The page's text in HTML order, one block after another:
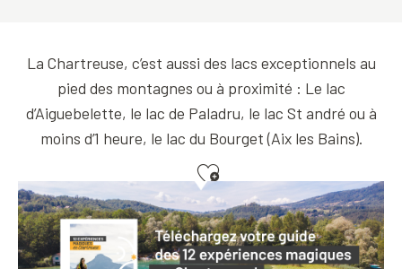
La Chartreuse, c’est aussi des lacs exceptionnels au
pied des montagnes ou à proximité : Le lac
d’Aiguebelette, le lac de Paladru, le lac St andré ou à
moins d’1 heure, le lac du Bourget (Aix les Bains).
Ajouter aux favoris